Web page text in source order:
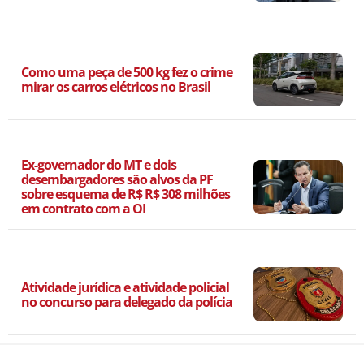
Como uma peça de 500 kg fez o crime
mirar os carros elétricos no Brasil
Ex-governador do MT e dois
desembargadores são alvos da PF
sobre esquema de R$ R$ 308 milhões
em contrato com a OI
Atividade jurídica e atividade policial
no concurso para delegado da polícia